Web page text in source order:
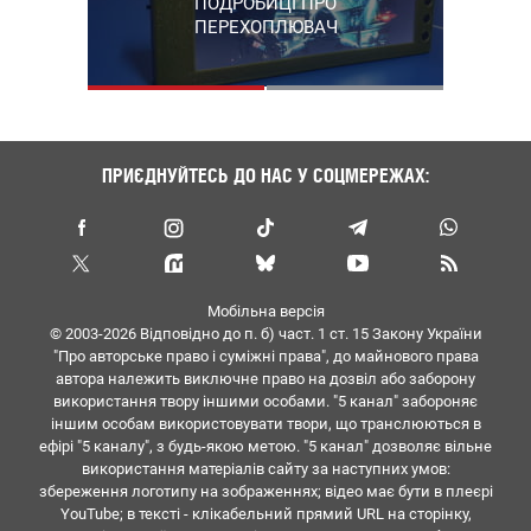
ПЕРЕХОПЛЮВАЧ
НАПРЯМКАХ ФРОНТУ
ПРИЄДНУЙТЕСЬ ДО НАС У СОЦМЕРЕЖАХ:
Мобільна версія
© 2003-2026 Вiдповiдно до п. б) част. 1 ст. 15 Закону України
"Про авторське право i сумiжнi права", до майнового права
автора належить виключне право на дозвiл або заборону
використання твору iншими особами. "5 канал" забороняє
iншим особам використовувати твори, що транслюються в
ефipi "5 каналу", з будь-якою метою. "5 канал" дозволяє вiльне
використання матерiалiв сайту за наступних умов:
збереження логотипу на зображеннях; вiдео має бути в плеєрі
YouTube; в тексті - клікабельний прямий URL на сторінку,